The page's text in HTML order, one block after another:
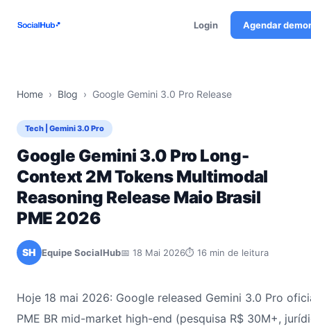
Login Agendar
Home › Blog › Google Gemini 3.0 Pro Release
Tech | Gemini 3.0 Pro
Google Gemini 3.0 Pro Long-
Context 2M Tokens Multimodal
Reasoning Release Maio Brasil
PME 2026
SH Equipe SocialHub📅 18 Mai 2026⏱ 16 min de leitura
Hoje 18 mai 2026: Google released Gemini 3.0 Pro
PME BR mid-market high-end (pesquisa R$ 30M+,